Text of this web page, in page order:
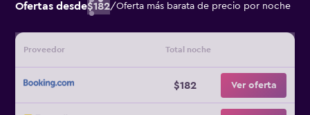
Ofertas desde$182/Oferta más barata de precio por noche
Proveedor Total noche
$182 Ver oferta